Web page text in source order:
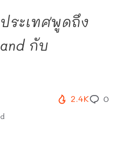
ระเทศพูดถึง
กับ
2.4K 0